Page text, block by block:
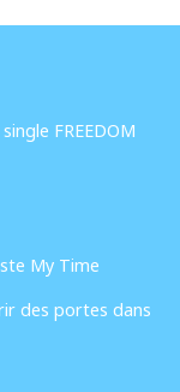
FREEDOM
My Time
des portes dans